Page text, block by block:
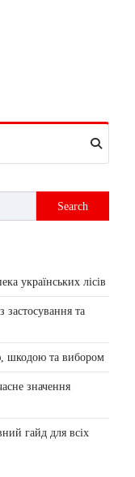
Search
українських лісів
та
шкодою та вибором
значення
гайд для всіх